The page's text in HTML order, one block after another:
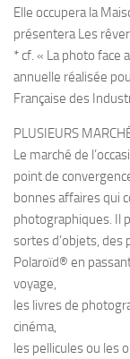
Elle occupera la
présentera Les
* cf. « La photo face
annuelle réalisée
Française des
PLUSIEURS
Le marché de
point de
bonnes affaires qui
photographiques. Il
sortes d’objets, des
Polaroïd® en
voyage,
les livres de
cinéma,
les pellicules ou les